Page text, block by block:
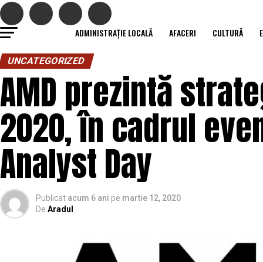
ADMINISTRAȚIE LOCALĂ AFACERI CULTURĂ
UNCATEGORIZED
AMD prezintă
2020, în cadrul
Analyst Day
Publicat acum 6 ani pe martie 12, 2020
De Aradul